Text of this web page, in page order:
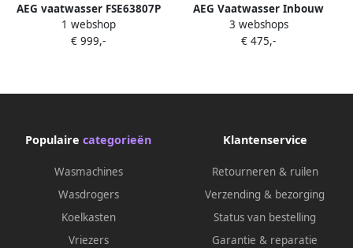
AEG vaatwasser FSE63807P
1 webshop
€ 999,-
AEG Vaatwasser Inbouw
FSE73407P |
Inbouwvaatwassers |
3 webshops
€ 475,-
Populaire categorieën
Wasmachines
Wasdrogers
Koelkasten
Vriezers
Klantenservice
Retourneren & ruilen
Verzending & bezorging
Status van bestelling
Garantie & reparatie